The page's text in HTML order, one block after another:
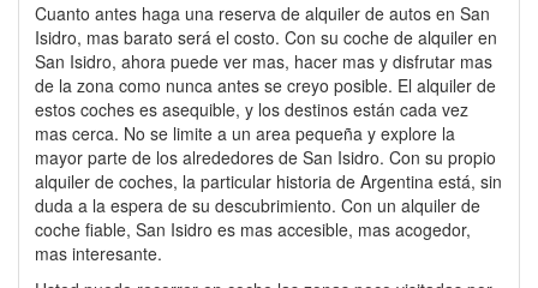
Cuanto antes haga una reserva de alquiler de autos en San
Isidro, mas barato será el costo. Con su coche de alquiler en
San Isidro, ahora puede ver mas, hacer mas y disfrutar mas
de la zona como nunca antes se creyo posible. El alquiler de
estos coches es asequible, y los destinos están cada vez
mas cerca. No se limite a un area pequeña y explore la
mayor parte de los alrededores de San Isidro. Con su propio
alquiler de coches, la particular historia de Argentina está, sin
duda a la espera de su descubrimiento. Con un alquiler de
coche fiable, San Isidro es mas accesible, mas acogedor,
mas interesante.